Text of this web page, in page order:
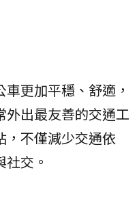
更加平穩、舒適，
外出最友善的交通工
，不僅減少交通依
交。